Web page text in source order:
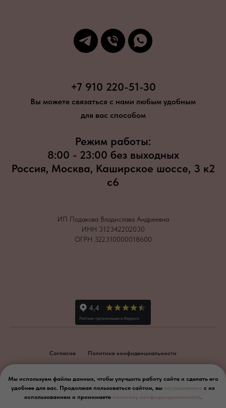
+7 910 220-51-30
Вы можете связаться с нами любым удобным
для вас способом
Режим работы:
8:00 - 23:00 без выходных
Россия, Москва, Каширское шоссе, 3 к2
с6
ИП Подакова Владислава Андреевна
ИНН 312342202030
ОГРН 322310000018600
Согласие Политика конфиденциальности
Вернуться наверх
Мы используем файлы данных, чтобы улучшить работу сайта и сделать его
удобнее для вас. Продолжая пользоваться сайтом, вы соглашаетесь с их
использованием и принимаете политику конфиденциальности.